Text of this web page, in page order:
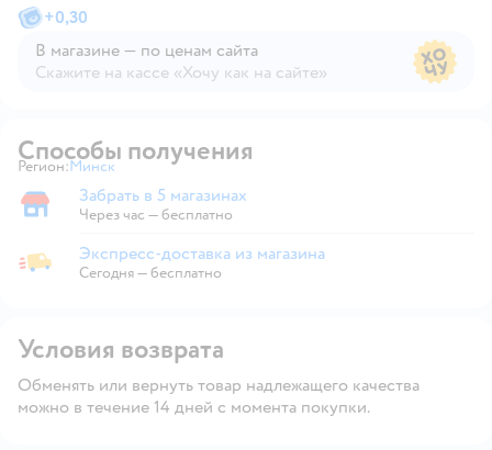
+0,30
В магазине — по ценам сайта
Скажите на кассе «Хочу как на сайте»
Способы получения
Регион: Выбор адреса доставки.
Минск
Забрать в магазине
Забрать в 5 магазинах
Через час — бесплатно
Экспресс-доставка из магазина
Экспресс-доставка из магазина
Сегодня—бесплатно
Условия возврата
Обменять или вернуть товар надлежащего качества
можно в течение 14 дней с момента покупки.